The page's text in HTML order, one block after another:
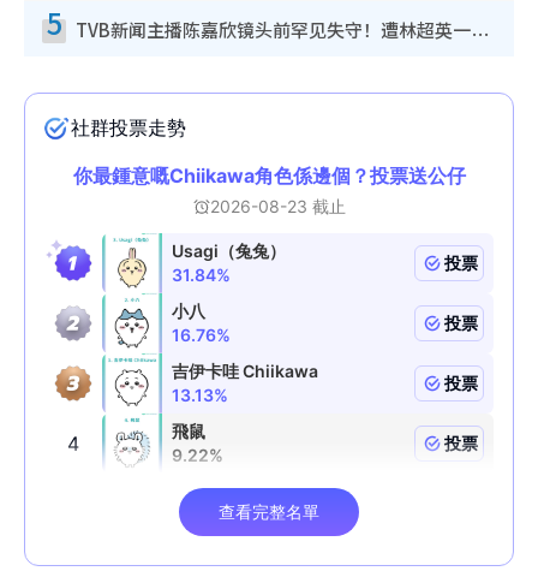
5 TVB新闻主播陈嘉欣镜头前罕见失守！遭林超英一句话突袭吓坏当场大笑